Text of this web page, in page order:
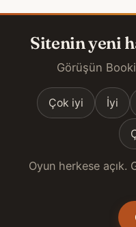
Sitenin yeni
Görüşün
Çok iyi İyi
Oyun herkese açık.